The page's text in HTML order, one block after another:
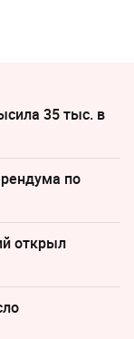
35 тыс. в
по
открыл